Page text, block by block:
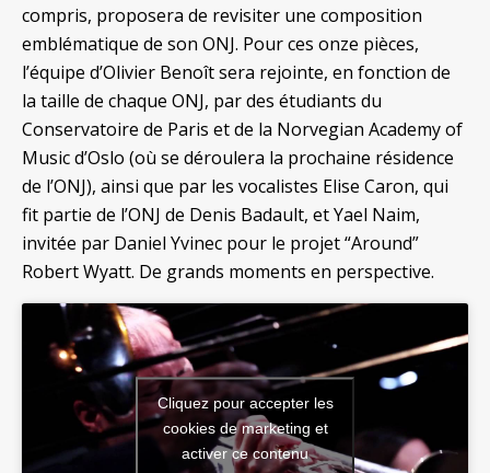
compris, proposera de revisiter une composition
emblématique de son ONJ. Pour ces onze pièces,
l’équipe d’Olivier Benoît sera rejointe, en fonction de
la taille de chaque ONJ, par des étudiants du
Conservatoire de Paris et de la Norvegian Academy of
Music d’Oslo (où se déroulera la prochaine résidence
de l’ONJ), ainsi que par les vocalistes Elise Caron, qui
fit partie de l’ONJ de Denis Badault, et Yael Naim,
invitée par Daniel Yvinec pour le projet “Around”
Robert Wyatt. De grands moments en perspective.
Cliquez pour accepter les
cookies de marketing et
activer ce contenu